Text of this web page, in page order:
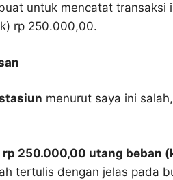
untuk mencatat transaksi
rp 250.000,00.
menurut saya ini
rp 250.000,00 utang beban
tertulis dengan jelas pada